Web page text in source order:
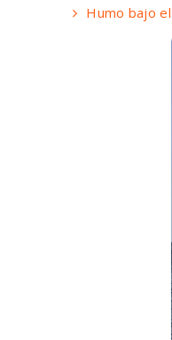
Humo bajo